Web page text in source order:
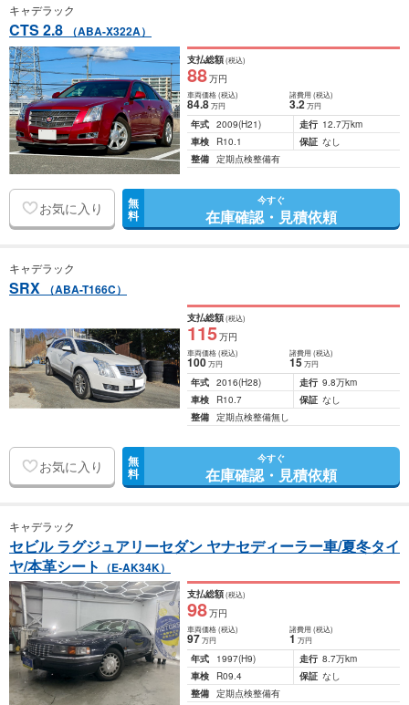
キャデラック
CTS 2.8 （ABA-X322A）
支払総額(税込)
88万円
車両価格(税込)
84.8万円
諸費用 (税込)
3.2 万円
年式 2009(H21) 走行 12.7万km
車検
R10.1 保証 なし
整備 定期点検整備有
お気に入り 無
料
今すぐ
在庫確認・見積依頼
キャデラック
SRX （ABA-T166C）
支払総額(税込)
115万円
車両価格(税込)
100万円
諸費用 (税込)
15 万円
年式 2016(H28) 走行 9.8万km
車検
R10.7 保証 なし
整備 定期点検整備無し
お気に入り 無
料
今すぐ
在庫確認・見積依頼
キャデラック
セビル ラグジュアリーセダン ヤナセディーラー車/夏冬タイ
ヤ/本革シート （E-AK34K）
支払総額(税込)
98万円
車両価格(税込)
97万円
諸費用 (税込)
1 万円
年式 1997(H9) 走行 8.7万km
車検
R09.4 保証 なし
整備 定期点検整備有